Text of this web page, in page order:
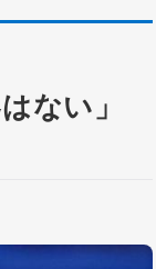
ない」